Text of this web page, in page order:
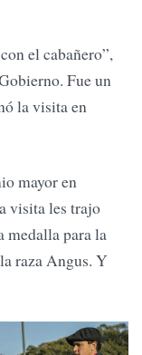
el cabañero”,
Fue un
la visita en
mayor en
visita les trajo
medalla para la
raza Angus. Y